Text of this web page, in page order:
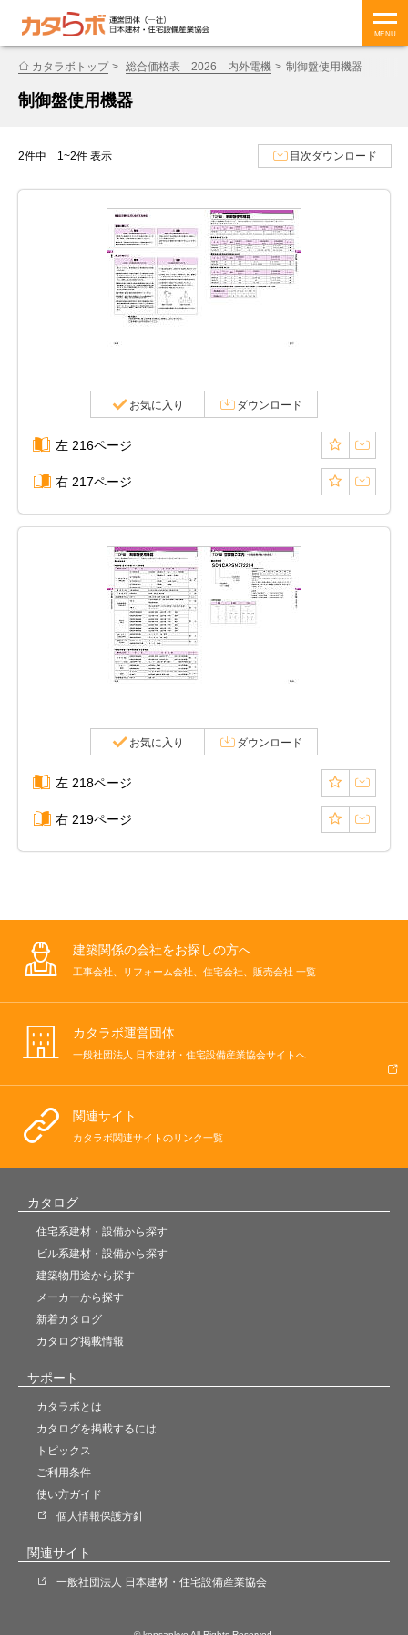
MENU
カタラボトップ 総合価格表 2026 内外電機 制御盤使用機器
制御盤使用機器
2件中 1~2件 表示 目次ダウンロード
お気に入り ダウンロード
左 216ページ
右 217ページ
お気に入り ダウンロード
左 218ページ
右 219ページ
建築関係の会社をお探しの方へ
工事会社、リフォーム会社、住宅会社、販売会社 一覧
カタラボ運営団体
一般社団法人 日本建材・住宅設備産業協会サイトへ
関連サイト
カタラボ関連サイトのリンク一覧
カタログ
住宅系建材・設備から探す
ビル系建材・設備から探す
建築物用途から探す
メーカーから探す
新着カタログ
カタログ掲載情報
サポート
カタラボとは
カタログを掲載するには
トピックス
ご利用条件
使い方ガイド
個人情報保護方針
関連サイト
一般社団法人 日本建材・住宅設備産業協会